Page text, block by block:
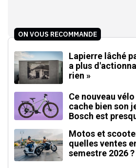
ON VOUS RECOMMANDE
Lapierre lâché
a plus
rien »
Ce nouveau
cache bien son
Bosch est
Motos et
quelles ventes
semestre 2026 ?